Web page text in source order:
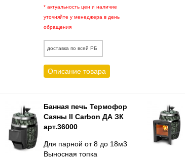
* актуальность цен и наличие
уточняйте у менеджера в день
обращения
доставка по всей РБ
Описание товара
Банная печь Термофор
Саяны II Carbon ДА ЗК
арт.36000
Для парной от 8 до 18м3
Выносная топка